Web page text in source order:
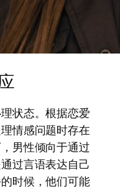
状态。根据恋爱
情感问题时存在
男性倾向于通过
过言语表达自己
时候，他们可能